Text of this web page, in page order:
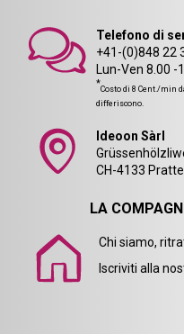
Telefono di
+41-(0)848 22
Lun-Ven 8.00 -
*Costo di 8 Cent./min
differiscono.
Ideoon Sàrl
CH-4133
LA
Chi siamo,
Iscriviti alla